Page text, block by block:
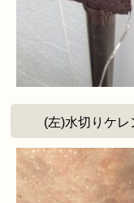
(左)水切りケ